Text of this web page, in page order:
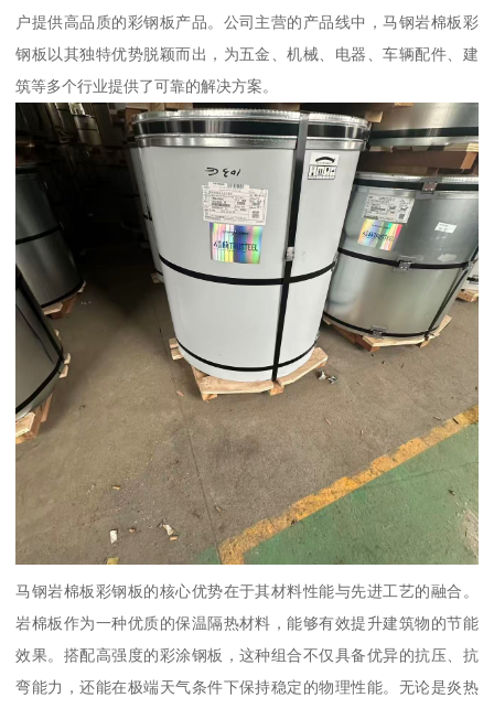
户提供高品质的彩钢板产品。公司主营的产品线中，马钢岩棉板彩
钢板以其独特优势脱颖而出，为五金、机械、电器、车辆配件、建
筑等多个行业提供了可靠的解决方案。
马钢岩棉板彩钢板的核心优势在于其材料性能与先进工艺的融合。
岩棉板作为一种优质的保温隔热材料，能够有效提升建筑物的节能
效果。搭配高强度的彩涂钢板，这种组合不仅具备优异的抗压、抗
弯能力，还能在极端天气条件下保持稳定的物理性能。无论是炎热